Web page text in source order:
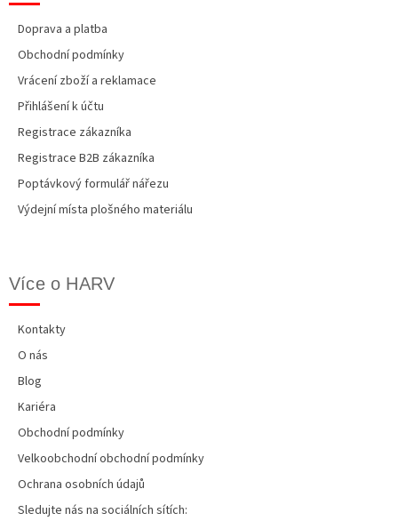
Doprava a platba
Obchodní podmínky
Vrácení zboží a reklamace
Přihlášení k účtu
Registrace zákazníka
Registrace B2B zákazníka
Poptávkový formulář nářezu
Výdejní místa plošného materiálu
Více o HARV
Kontakty
O nás
Blog
Kariéra
Obchodní podmínky
Velkoobchodní obchodní podmínky
Ochrana osobních údajů
Sledujte nás na sociálních sítích: